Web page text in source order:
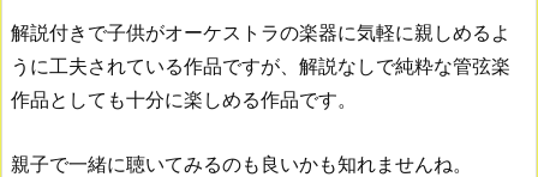
解説付きで子供がオーケストラの楽器に気軽に親しめるよ
うに工夫されている作品ですが、解説なしで純粋な管弦楽
作品としても十分に楽しめる作品です。
親子で一緒に聴いてみるのも良いかも知れませんね。